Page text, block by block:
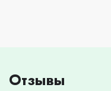
Отзывы